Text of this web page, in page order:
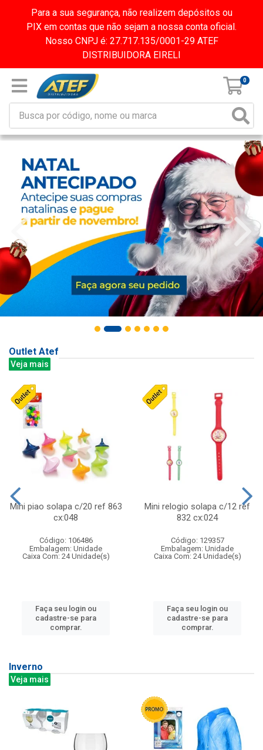
Para a sua segurança, não realizem depósitos ou
PIX em contas que não sejam a nossa conta oficial.
Nosso CNPJ é: 27.717.135/0001-29 ATEF
DISTRIBUIDORA EIRELI
0
Outlet Atef
Veja mais
Mini piao solapa c/20 ref 863
cx:048
Código: 106486
Embalagem: Unidade
Caixa Com: 24 Unidade(s)
Faça seu login ou
cadastre-se para
comprar.
Mini relogio solapa c/12 ref
832 cx:024
Código: 129357
Embalagem: Unidade
Caixa Com: 24 Unidade(s)
Faça seu login ou
cadastre-se para
comprar.
Inverno
Veja mais